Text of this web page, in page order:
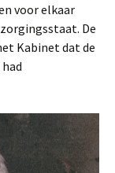
voor elkaar
De
Kabinet dat de